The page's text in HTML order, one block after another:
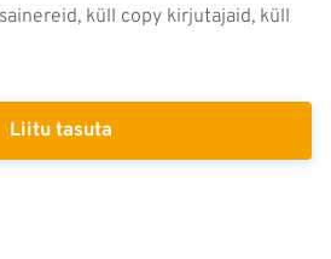
küll copy kirjutajaid, küll
Liitu tasuta